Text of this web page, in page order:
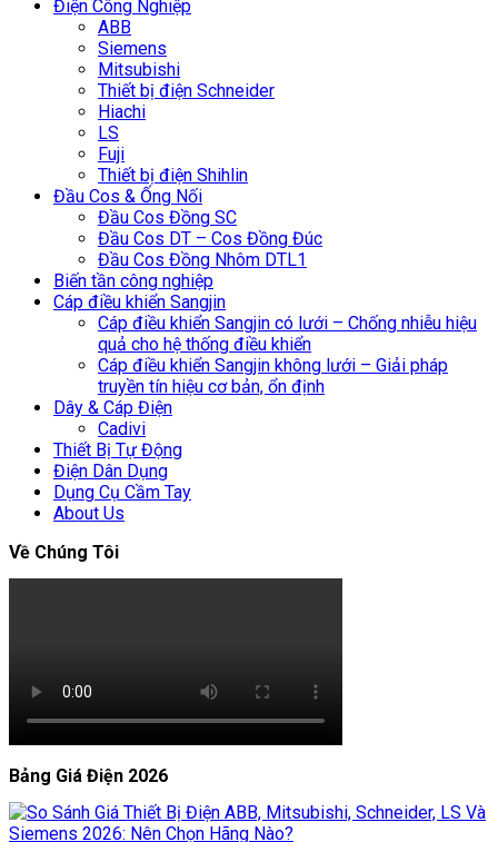
Điện Công Nghiệp
ABB
Siemens
Mitsubishi
Thiết bị điện Schneider
Hiachi
LS
Fuji
Thiết bị điện Shihlin
Đầu Cos & Ống Nối
Đầu Cos Đồng SC
Đầu Cos DT – Cos Đồng Đúc
Đầu Cos Đồng Nhôm DTL1
Biến tần công nghiệp
Cáp điều khiển Sangjin
Cáp điều khiển Sangjin có lưới – Chống nhiễu hiệu
quả cho hệ thống điều khiển
Cáp điều khiển Sangjin không lưới – Giải pháp
truyền tín hiệu cơ bản, ổn định
Dây & Cáp Điện
Cadivi
Thiết Bị Tự Động
Điện Dân Dụng
Dụng Cụ Cầm Tay
About Us
Về Chúng Tôi
Bảng Giá Điện 2026